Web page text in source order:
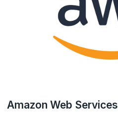
Amazon Web Services